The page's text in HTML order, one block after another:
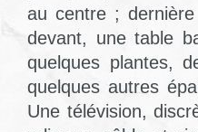
au centre ;
devant, une table
quelques plantes,
quelques autres
Une télévision,